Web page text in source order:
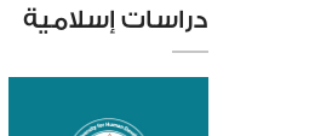
دراسات إسلامية